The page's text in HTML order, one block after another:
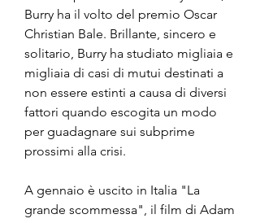
Burry ha il volto del premio Oscar
Christian Bale. Brillante, sincero e
solitario, Burry ha studiato migliaia e
migliaia di casi di mutui destinati a
non essere estinti a causa di diversi
fattori quando escogita un modo
per guadagnare sui subprime
prossimi alla crisi.
A gennaio è uscito in Italia "La
grande scommessa", il film di Adam